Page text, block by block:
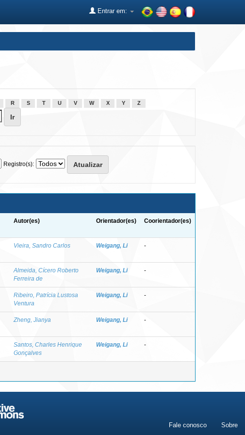
Entrar em:
R S T U V W X Y Z
Registro(s):
Autor(es) Orientador(es) Coorientador(es)
Vieira, Sandro Carlos Weigang, Li -
Almeida, Cícero Roberto
Ferreira de
Weigang, Li -
Ribeiro, Patrícia Lustosa
Ventura
Weigang, Li -
Zheng, Jianya Weigang, Li -
Santos, Charles Henrique
Gonçalves
Weigang, Li -
Fale conosco Sobre